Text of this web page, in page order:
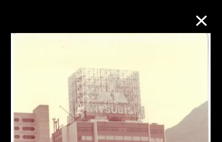
進一步篩選